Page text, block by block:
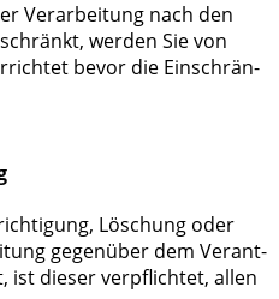
Ver­ar­bei­tung nach den
wer­den Sie von
bevor die Ein­schrän­
Löschung oder
gegen­über dem Ver­ant­
ist die­ser ver­pflich­tet, allen